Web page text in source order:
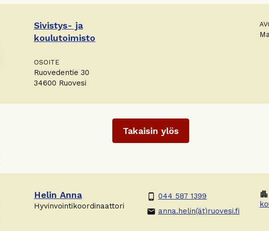
Sivistys- ja
koulutoimisto
OSOITE
Ruovedentie 30
34600 Ruovesi
Helin Anna
Hyvinvointikoordinaattori
phone_android 044 587 1399
email anna.helin(ät)ruovesi.fi
apartment